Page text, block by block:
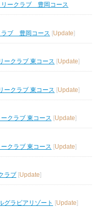
リークラブ 豊岡コース
ラブ 豊岡コース [Update]
ークラブ 東コース [Update]
ークラブ 東コース [Update]
クラブ 東コース [Update]
クラブ 東コース [Update]
ラブ [Update]
グラビアリゾート
Update